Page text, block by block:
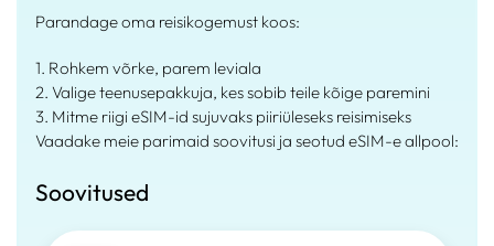
Parandage oma reisikogemust koos:
1. Rohkem võrke, parem leviala
2. Valige teenusepakkuja, kes sobib teile kõige paremini
3. Mitme riigi eSIM-id sujuvaks piiriüleseks reisimiseks
Vaadake meie parimaid soovitusi ja seotud eSIM-e allpool:
Soovitused